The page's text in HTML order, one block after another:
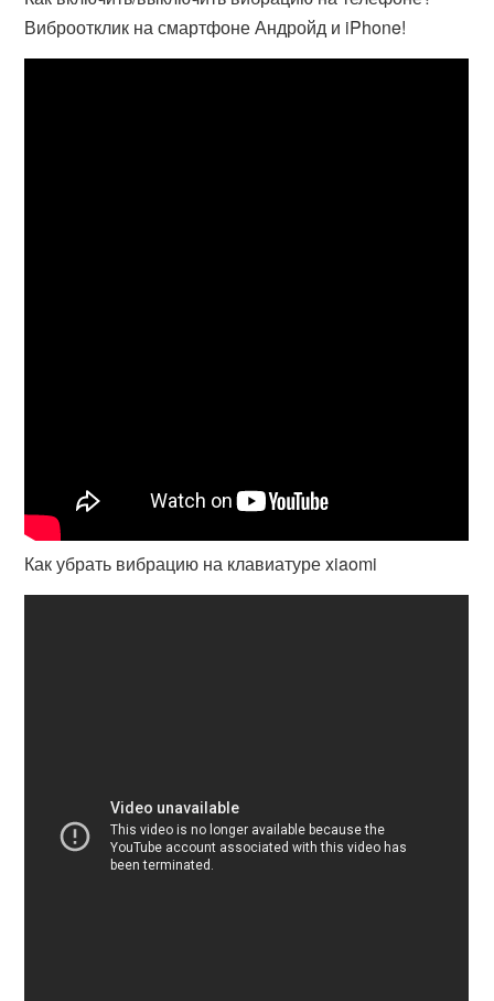
Виброотклик на смартфоне Андройд и iPhone!
Как убрать вибрацию на клавиатуре xiaomi